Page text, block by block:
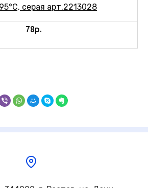
серая арт.2213028
78р.